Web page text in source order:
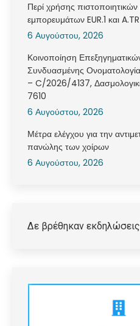
Περί χρήσης
εμπορευμάτων EUR.1 και
6 Αυγούστου, 2026
Κοινοποίηση
Συνδυασμένης
– C/2026/4137,
7610
6 Αυγούστου, 2026
Μέτρα ελέγχου για την
πανώλης των χοίρων
6 Αυγούστου, 2026
Δε βρέθηκαν